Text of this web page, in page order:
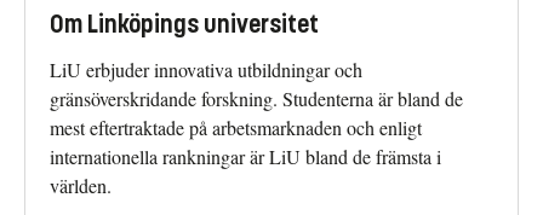
Om Linköpings universitet
LiU erbjuder innovativa utbildningar och
gränsöverskridande forskning. Studenterna är bland de
mest eftertraktade på arbetsmarknaden och enligt
internationella rankningar är LiU bland de främsta i
världen.